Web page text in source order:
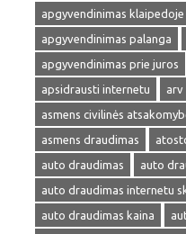
apgyvendinimas klaipedoje
apgyvendinimas palanga
apgyvendinimas prie juros
apsidrausti internetu
arv
asmens civilinės
asmens draudimas
auto draudimas
auto
auto draudimas internetu
auto draudimas kaina